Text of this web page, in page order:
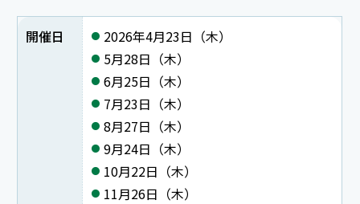
開催日
2026年4月23日（木）
5月28日（木）
6月25日（木）
7月23日（木）
8月27日（木）
9月24日（木）
10月22日（木）
11月26日（木）